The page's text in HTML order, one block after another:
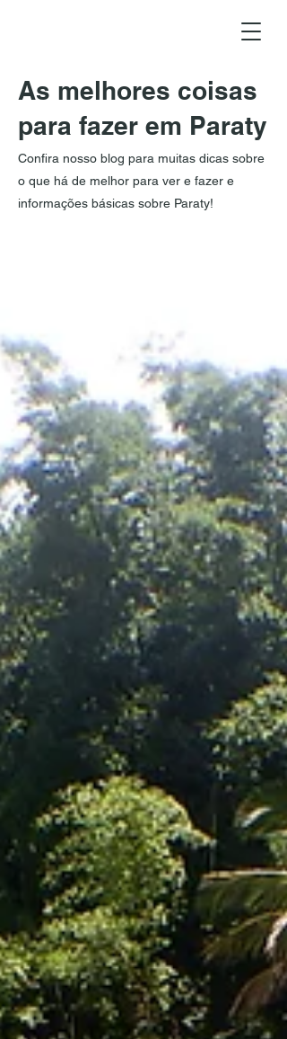
As melhores coisas
para fazer em Paraty
Confira nosso blog para muitas dicas sobre
o que há de melhor para ver e fazer e
informações básicas sobre Paraty!